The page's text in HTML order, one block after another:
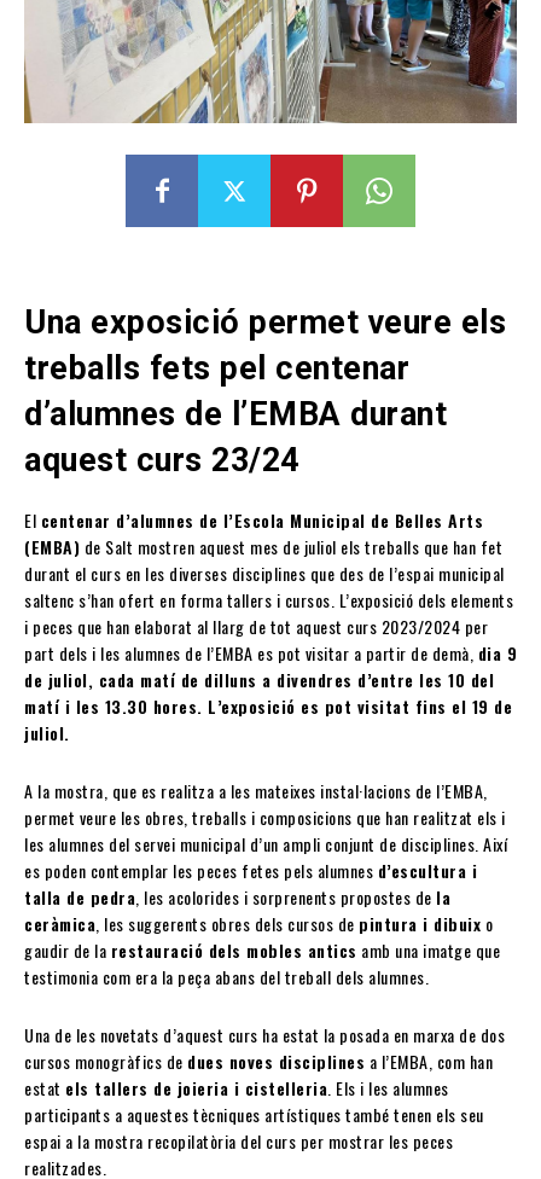
Una exposició permet veure els
treballs fets pel centenar
d’alumnes de l’EMBA durant
aquest curs 23/24
El centenar d’alumnes de l’Escola Municipal de Belles Arts
(EMBA) de Salt mostren aquest mes de juliol els treballs que han fet
durant el curs en les diverses disciplines que des de l’espai municipal
saltenc s’han ofert en forma tallers i cursos. L’exposició dels elements
i peces que han elaborat al llarg de tot aquest curs 2023/2024 per
part dels i les alumnes de l’EMBA es pot visitar a partir de demà, dia 9
de juliol, cada matí de dilluns a divendres d’entre les 10 del
matí i les 13.30 hores. L’exposició es pot visitat fins el 19 de
juliol.
A la mostra, que es realitza a les mateixes instal·lacions de l’EMBA,
permet veure les obres, treballs i composicions que han realitzat els i
les alumnes del servei municipal d’un ampli conjunt de disciplines. Així
es poden contemplar les peces fetes pels alumnes d’escultura i
talla de pedra, les acolorides i sorprenents propostes de la
ceràmica, les suggerents obres dels cursos de pintura i dibuix o
gaudir de la restauració dels mobles antics amb una imatge que
testimonia com era la peça abans del treball dels alumnes.
Una de les novetats d’aquest curs ha estat la posada en marxa de dos
cursos monogràfics de dues noves disciplines a l’EMBA, com han
estat els tallers de joieria i cistelleria. Els i les alumnes
participants a aquestes tècniques artístiques també tenen els seu
espai a la mostra recopilatòria del curs per mostrar les peces
realitzades.